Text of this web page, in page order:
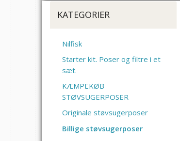
KATEGORIER
Nilfisk
Starter kit. Poser og filtre i et
sæt.
KÆMPEKØB
STØVSUGERPOSER
Originale støvsugerposer
Billige støvsugerposer